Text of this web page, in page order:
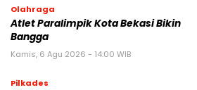
Olahraga
Atlet Paralimpik Kota Bekasi Bikin
Bangga
Kamis, 6 Agu 2026 - 14:00 WIB
Pilkades